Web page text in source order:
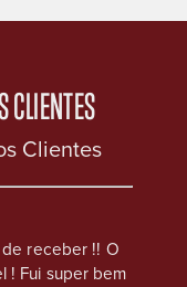
CLIENTES
Clientes
receber !! O
! Fui super bem